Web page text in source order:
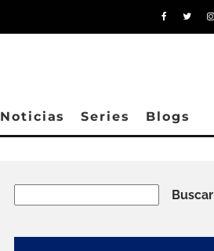
Noticias Series Blogs
Buscar